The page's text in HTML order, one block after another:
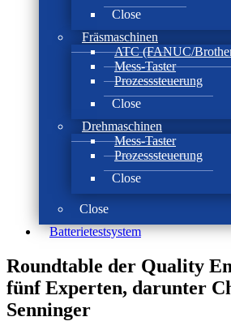
Close
Fräsmaschinen
ATC (FANUC/
Mess-Taster
Prozesssteuerung
Close
Drehmaschinen
Mess-Taster
Prozesssteuerung
Close
Close
Batterie­test­system
Roundtable der Quality
fünf Experten, darunter
Senninger